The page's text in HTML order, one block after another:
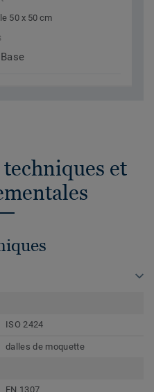
50 x 50 cm
et
ISO 2424
dalles de moquette
EN 1307